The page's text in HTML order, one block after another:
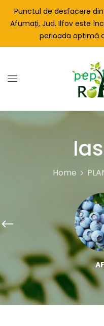
Punctul de desfacere
Afumați, Jud. Ilfov este
perioada optimă
Home